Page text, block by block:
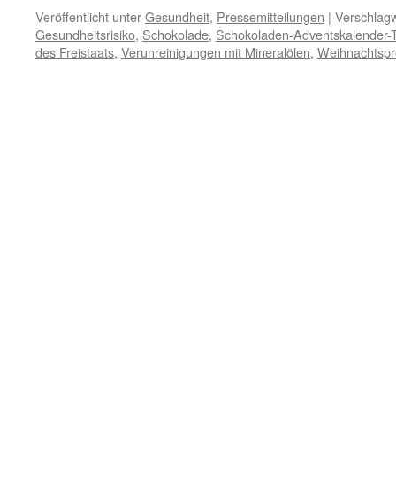
Veröffentlicht unterGesundheit, Pressemitteilungen |
Gesundheitsrisiko, Schokolade, Schokoladen-Adventskalender-
des Freistaats, Verunreinigungen mit Mineralölen,